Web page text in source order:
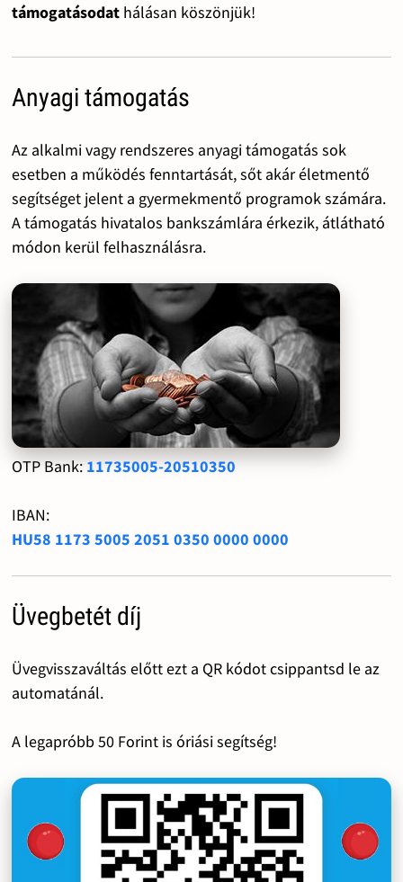
támogatásodat hálásan köszönjük!
Anyagi támogatás
Az alkalmi vagy rendszeres anyagi támogatás sok
esetben a működés fenntartását, sőt akár életmentő
segítséget jelent a gyermekmentő programok számára.
A támogatás hivatalos bankszámlára érkezik, átlátható
módon kerül felhasználásra.
OTP Bank: 11735005-20510350
IBAN:
HU58 1173 5005 2051 0350 0000 0000
Üvegbetét díj
Üvegvisszaváltás előtt ezt a QR kódot csippantsd le az
automatánál.
A legapróbb 50 Forint is óriási segítség!